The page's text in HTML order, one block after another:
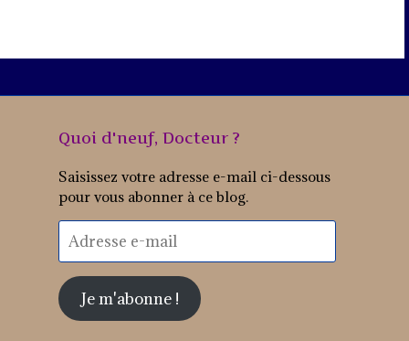
Quoi d'neuf, Docteur ?
Saisissez votre adresse e-mail ci-dessous
pour vous abonner à ce blog.
Adresse
e-
Je m'abonne !